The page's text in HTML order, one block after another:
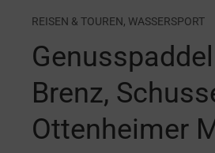
REISEN & TOUREN, WASSERSPORT
Brenz,
Ottenheimer